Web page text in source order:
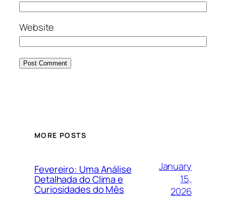
Website
MORE POSTS
Fevereiro: Uma Análise
Detalhada do Clima e
Curiosidades do Mês
January
15,
2026